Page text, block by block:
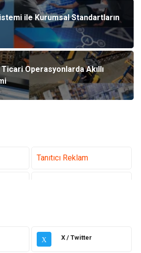
ile Kurumsal Standartların
Ticari Operasyonlarda Akıllı
Tanıtıcı Reklam
Moda
X X / Twitter